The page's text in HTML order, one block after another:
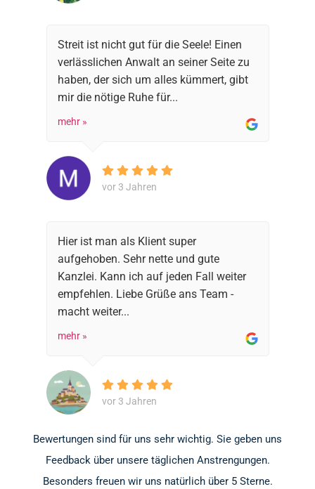
Streit ist nicht gut für die Seele! Einen
verlässlichen Anwalt an seiner Seite zu
haben, der sich um alles kümmert, gibt
mir die nötige Ruhe für...
mehr »
vor 3 Jahren
Hier ist man als Klient super
aufgehoben. Sehr nette und gute
Kanzlei. Kann ich auf jeden Fall weiter
empfehlen. Liebe Grüße ans Team -
macht weiter...
mehr »
vor 3 Jahren
Bewertungen sind für uns sehr wichtig. Sie geben uns
Feedback über unsere täglichen Anstrengungen.
Besonders freuen wir uns natürlich über 5 Sterne.